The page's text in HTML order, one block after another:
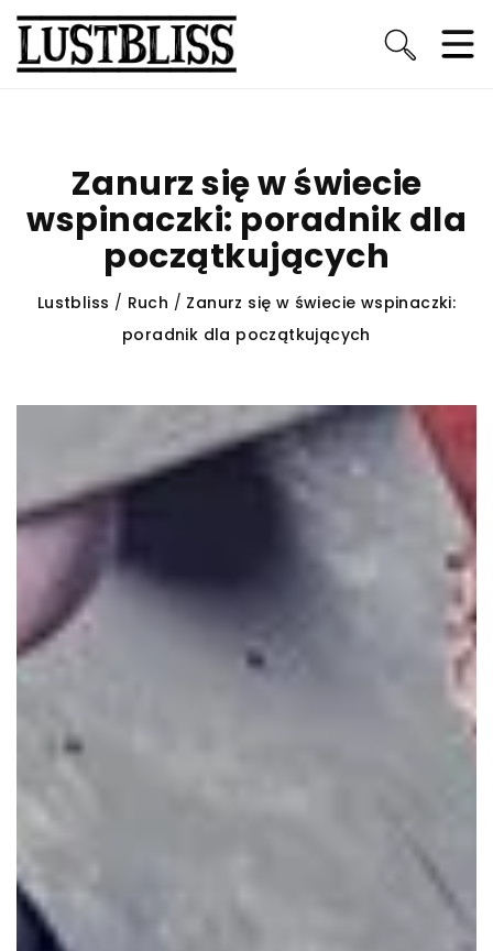
Zanurz się w świecie
wspinaczki: poradnik dla
początkujących
Lustbliss / Ruch / Zanurz się w świecie wspinaczki:
poradnik dla początkujących